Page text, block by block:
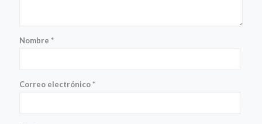
Nombre *
Correo electrónico*